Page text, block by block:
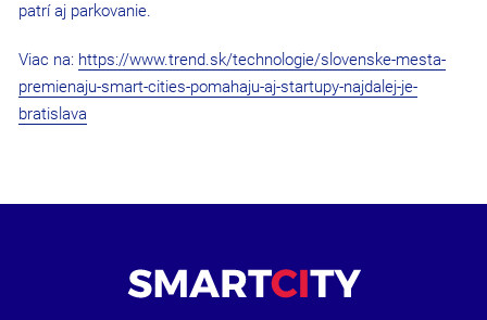
patrí aj parkovanie.
Viac na: https://www.trend.sk/technologie/slovenske-mesta-
premienaju-smart-cities-pomahaju-aj-startupy-najdalej-je-
bratislava